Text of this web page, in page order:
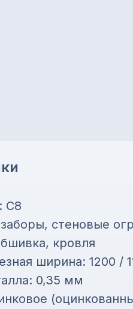
С8
стеновые
кровля
ширина: 1200 /
0,35 мм